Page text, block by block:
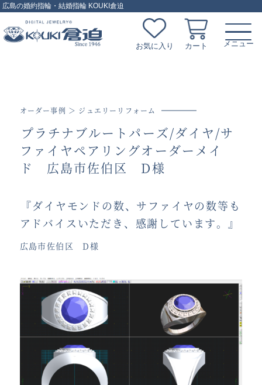
広島の婚約指輪・結婚指輪 KOUKI倉迫
お気に入り カート
オーダー事例 ＞ ジュエリーリフォーム
プラチナブルートパーズ/ダイヤ/サ
ファイヤペアリングオーダーメイ
ド 広島市佐伯区 D様
『ダイヤモンドの数、サファイヤの数等も
アドバイスいただき、感謝しています。』
広島市佐伯区 D様